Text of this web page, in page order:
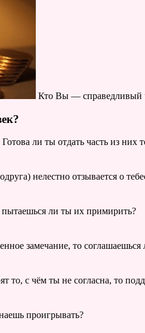
Кто Вы — справедливый
ли ты отдать часть из них
нелестно отзывается о
пытаешься ли ты их примирить?
замечание, то
то, с чём ты не согласна, то
проигрывать?